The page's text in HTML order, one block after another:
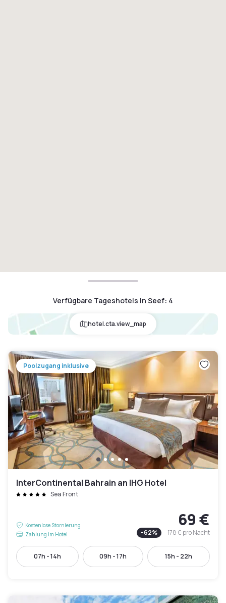
Verfügbare Tageshotels in Seef: 4
hotel.cta.view_map
Poolzugang inklusive
InterContinental Bahrain an IHG Hotel
Sea Front
Kostenlose Stornierung
Zahlung im Hotel
69 €
-62% 178 €pro Nacht
07h - 14h 09h - 17h 15h - 22h